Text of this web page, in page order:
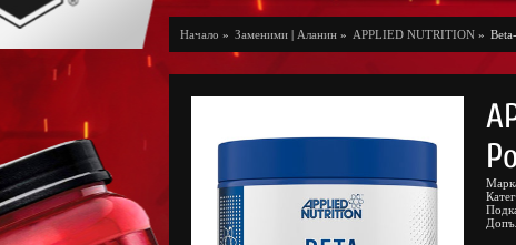
Начало » Заменими | Аланин » APPLIED NUTRITION »